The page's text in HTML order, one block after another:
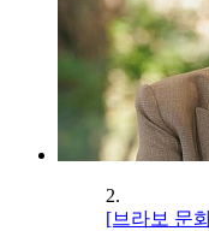
2.
[브라보 문